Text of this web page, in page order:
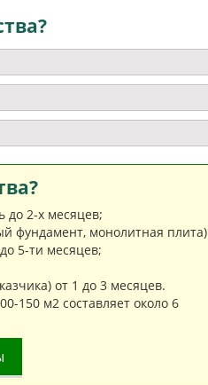
до 2-х месяцев;
фундамент, монолитная плита)
5-ти месяцев;
от 1 до 3 месяцев.
150 м2 составляет около 6